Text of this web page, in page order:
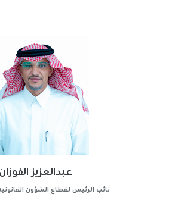
عبدالعزيز الفوزان
نائب الرئيس لقطاع الشؤون